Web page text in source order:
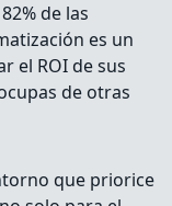
de las
es un
el ROI de sus
de otras
que priorice